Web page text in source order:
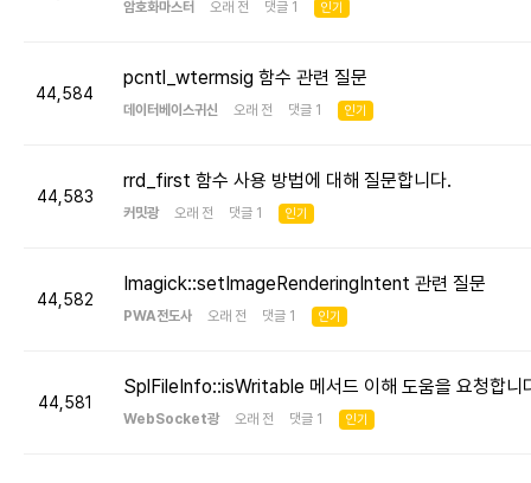
암호화마스터 오래 전 댓글 1 인기
44,584
pcntl_wtermsig 함수 관련 질문
데이터베이스귀신 오래 전 댓글 1 인기
44,583
rrd_first 함수 사용 방법에 대해 질문합니다.
커밋광 오래 전 댓글 1 인기
44,582
Imagick::setImageRenderingIntent 관련 질문
PWA전도사 오래 전 댓글 1 인기
44,581
SplFileInfo::isWritable 메서드 이해 도움을 요청합니
WebSocket광 오래 전 댓글 1 인기